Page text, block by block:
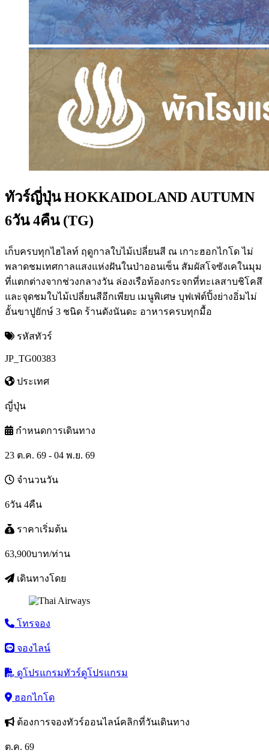
ทัวร์ญี่ปุ่น HOKKAIDOLAND AUTUMN
6วัน 4คืน (TG)
เก็บครบทุกไฮไลท์ ฤดูกาลใบไม้เปลี่ยนสี ณ เกาะฮอกไกโด ไม่
พลาดชมเทศกาลแสงแห่งฝันในป่าออนเซ็น สัมผัสโจซังเคในมุม
ที่แตกต่างจากช่วงกลางวัน ล่องเรือท้องกระจกที่ทะเลสาบชิโคสึ
และจุดชมใบไม้เปลี่ยนสีอีกเพียบ เมนูพิเศษ บุฟเฟ่ต์ปิ้งย่างอิ่มไม่
อั้นขาปูยักษ์ 3 ชนิด ร้านดังนันดะ อาหารครบทุกมื้อ
รหัสทัวร์
JP_TG00383
ประเทศ
ญี่ปุ่น
กำหนดการเดินทาง
23 ต.ค. 69 - 04 พ.ย. 69
จำนวนวัน
6วัน 4คืน
ราคาเริ่มต้น
63,900บาท/ท่าน
เดินทางโดย
โทรจอง
จองไลน์
ดูโปรแกรมทัวร์ดูโปรแกรม
ฮอกไกโด
ต้องการจองทัวร์ออนไลน์คลิกที่วันเดินทาง
ต.ค. 69